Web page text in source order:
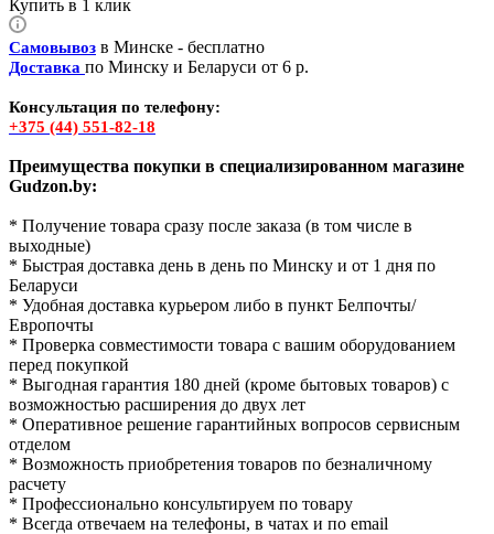
Купить в 1 клик
Самовывоз в Минске - бесплатно
Доставка по Минску и Беларуси от 6 р.
Консультация по телефону:
+375 (44) 551-82-18
Преимущества покупки в специализированном магазине
Gudzon.by:
* Получение товара сразу после заказа (в том числе в
выходные)
* Быстрая доставка день в день по Минску и от 1 дня по
Беларуси
* Удобная доставка курьером либо в пункт Белпочты/
Европочты
* Проверка совместимости товара с вашим оборудованием
перед покупкой
* Выгодная гарантия 180 дней (кроме бытовых товаров) с
возможностью расширения до двух лет
* Оперативное решение гарантийных вопросов сервисным
отделом
* Возможность приобретения товаров по безналичному
расчету
* Профессионально консультируем по товару
* Всегда отвечаем на телефоны, в чатах и по email